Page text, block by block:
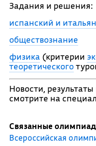
Задания и решения:
испанский и
обществознание
физика (критерии
теоретического
Новости,
смотрите на
Связанные
Всероссийская